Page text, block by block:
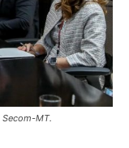
Secom-MT.